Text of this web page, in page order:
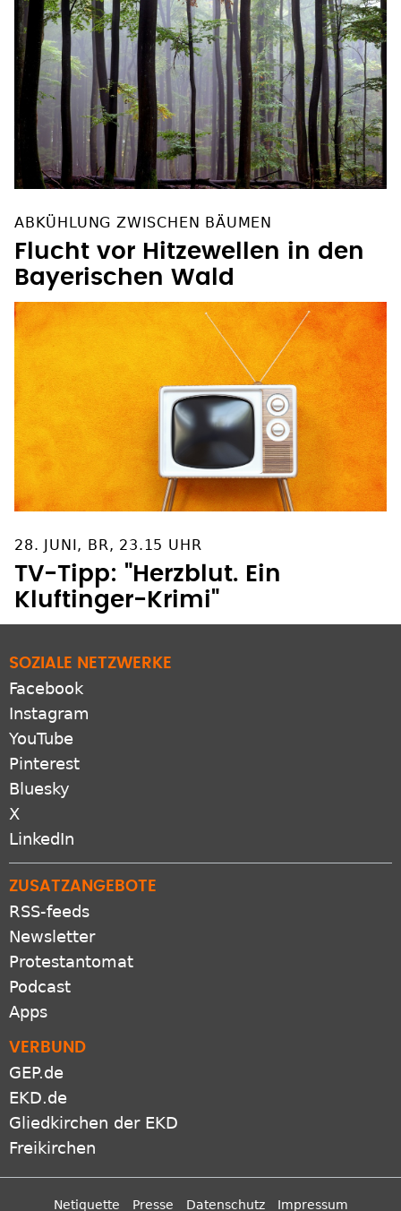
Flucht vor Hitzewellen in den
Bayerischen Wald
TV-Tipp: "Herzblut. Ein
Kluftinger-Krimi"
Facebook
Instagram
YouTube
Pinterest
Bluesky
X
LinkedIn
RSS-feeds
Newsletter
Protestantomat
Podcast
Apps
GEP.de
EKD.de
Gliedkirchen der EKD
Freikirchen